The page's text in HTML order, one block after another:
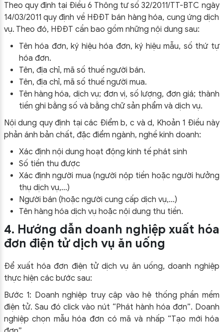
Theo quy định tại Điều 6 Thông tư số 32/2011/TT-BTC ngày
14/03/2011 quy định về HĐĐT bán hàng hóa, cung ứng dịch
vụ. Theo đó, HĐĐT cần bao gồm những nội dung sau:
Tên hóa đơn, ký hiệu hóa đơn, ký hiệu mẫu, số thứ tự
hóa đơn.
Tên, địa chỉ, mã số thuế người bán.
Tên, địa chỉ, mã số thuế người mua.
Tên hàng hóa, dịch vụ; đơn vị, số lượng, đơn giá; thành
tiền ghi bằng số và bằng chữ sản phẩm và dịch vụ.
Nội dung quy định tại các Điểm b, c và d, Khoản 1 Điều này
phản ánh bản chất, đặc điểm ngành, nghề kinh doanh:
Xác định nội dung hoạt động kinh tế phát sinh
Số tiền thu được
Xác định người mua (người nộp tiền hoặc người hưởng
thụ dịch vụ,…)
Người bán (hoặc người cung cấp dịch vụ,…)
Tên hàng hóa dịch vụ hoặc nội dung thu tiền.
4. Hướng dẫn doanh nghiệp xuất hóa
đơn điện tử dịch vụ ăn uống
Để xuất hóa đơn điện tử dịch vụ ăn uống, doanh nghiệp
thực hiện các bước sau:
Bước 1: Doanh nghiệp truy cập vào hệ thống phần mềm
điện tử. Sau đó click vào nút “Phát hành hóa đơn”. Doanh
nghiệp chọn mẫu hóa đơn có mã và nhấp “Tạo mới hóa